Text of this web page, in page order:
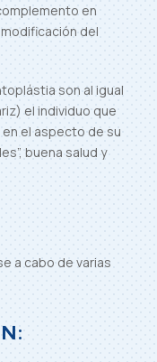
en
del
son al igual
el individuo que
en el aspecto de su
buena salud y
a cabo de varias